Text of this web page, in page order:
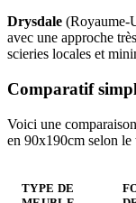
Drysdale (Royaume-
avec une approche
scieries locales et
Comparatif
Voici une
en 90x190cm selon le
TYPE DE